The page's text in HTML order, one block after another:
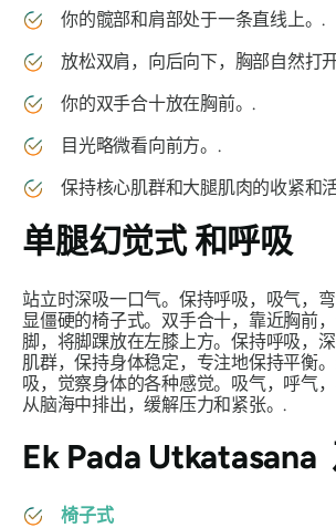
你的髋部和肩部处于一条直线上。.
放松双肩，向后向下，胸部自然打
你的双手合十放在胸前。.
目光略微看向前方。.
保持核心肌群和大腿肌肉的收紧和
单腿幻觉式和呼吸
站立时深吸一口气。保持呼吸，吸气，
显僵硬的椅子式。双手合十，靠近胸前
脚，将脚踝放在左膝上方。保持呼吸，
肌群，保持身体稳定，专注地保持平衡
吸，觉察身体的各种感觉。吸气，呼气
从脑海中排出，缓解压力和紧张。.
Ek Pada Utkatasana
椅子式